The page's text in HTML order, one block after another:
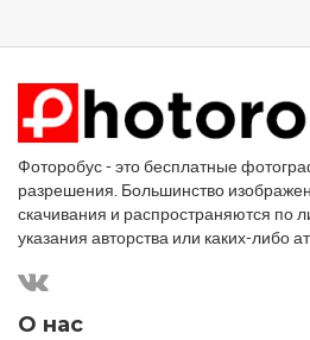
Фоторобус - это бесплатные
разрешения. Большинство
скачивания и распространяются по
указания авторства или каких-либо
О нас